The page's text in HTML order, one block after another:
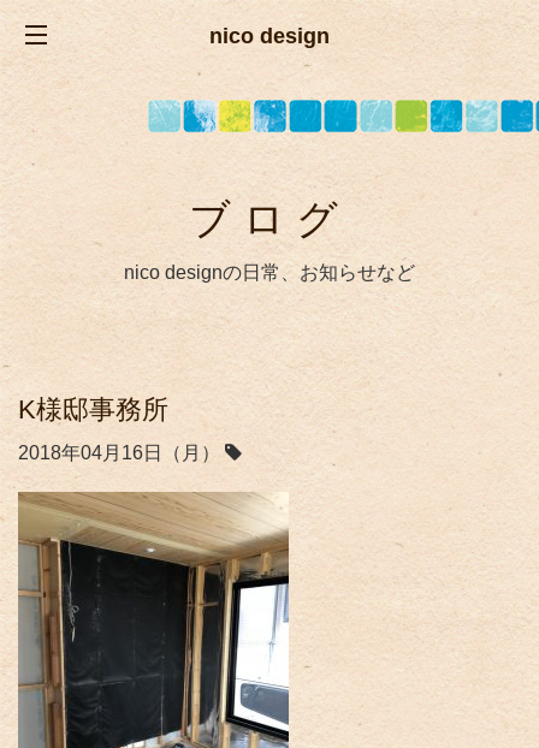
nico design
ブログ
nico designの日常、お知らせなど
K様邸事務所
2018年04月16日（月）